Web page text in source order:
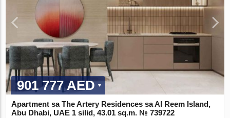
901 777 AED
Apartment sa The Artery Residences sa Al Reem Island,
Abu Dhabi, UAE 1 silid, 43.01 sq.m. № 739722